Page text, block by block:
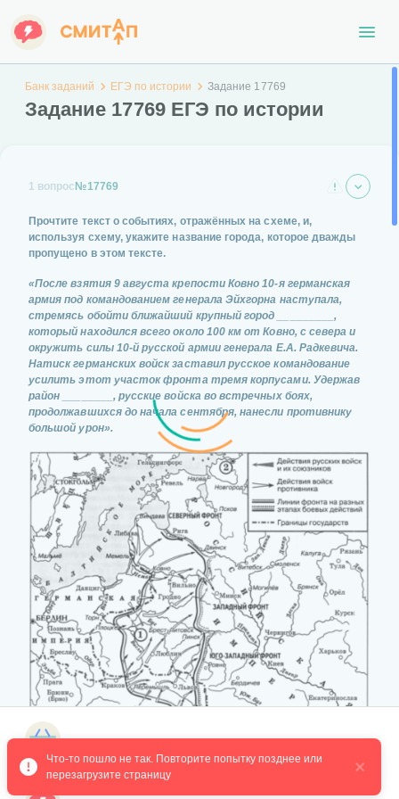
Банк заданий ЕГЭ по истории Задание 17769
Задание 17769 ЕГЭ по истории
1 вопрос №17769
Прочтите текст о событиях, отражённых на схеме, и,
используя схему, укажите название города, которое дважды
пропущено в этом тексте.
«После взятия 9 августа крепости Ковно 10-я германская
армия под командованием генерала Эйхгорна наступала,
стремясь обойти ближайший крупный город _________,
который находился всего около 100 км от Ковно, с севера и
окружить силы 10-й русской армии генерала Е.А. Радкевича.
Натиск германских войск заставил русское командование
усилить этот участок фронта тремя корпусами. Удержав
район ________, русские войска во встречных боях,
продолжавшихся до начала сентября, нанесли противнику
большой урон».
Что-то пошло не так. Повторите попытку позднее или
перезагрузите страницу